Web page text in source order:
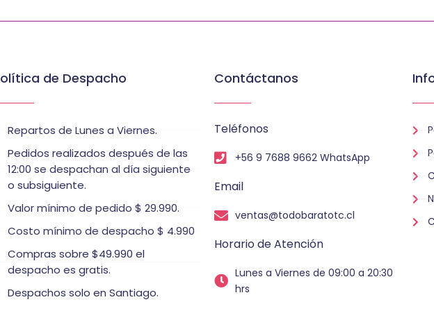
de Despacho
Repartos de Lunes a Viernes.
Pedidos realizados después de las
12:00 se despachan al día siguiente
o subsiguiente.
Valor mínimo de pedido $ 29.990.
Costo mínimo de despacho $ 4.990
Compras sobre $49.990 el
despacho es gratis.
Despachos solo en Santiago.
Contáctanos
Teléfonos
+56 9 7688 9662 WhatsApp
Email
ventas@todobaratotc.cl
Horario de Atención
Lunes a Viernes de 09:00 a 20:30
hrs